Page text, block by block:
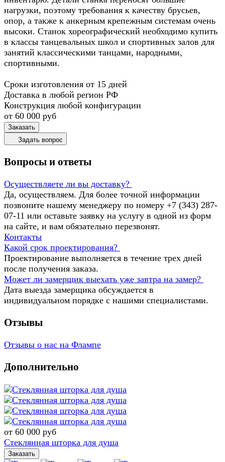
нагрузки, поэтому требования к качеству брусьев,
опор, а также к анкерным крепежным системам очень
высоки. Станок хореографический необходимо купить
в классы танцевальных школ и спортивных залов для
занятий классическими танцами, народными,
спортивными.
Сроки изготовления от 15 дней
Доставка в любой регион РФ
Конструкция любой конфигурации
от 60 000 руб
Заказать
Задать вопрос
Вопросы и ответы
Осуществляете ли вы доставку?
Да, осуществляем. Для более точной информации
позвоните нашему менеджеру по номеру +7 (343) 287-
07-11 или оставьте заявку на услугу в одной из форм
на сайте, и вам обязательно перезвонят.
Контакты
Какой срок проектирования?
Проектирование выполняется в течение трех дней
после получения заказа.
Может ли замерщик выехать уже завтра на замер?
Дата выезда замерщика обсуждается в
индивидуальном порядке с нашими специалистами.
Отзывы
Отзывы о нас на Флампе
Дополнительно
от 60 000 руб
Стеклянная шторка для душа
Заказать